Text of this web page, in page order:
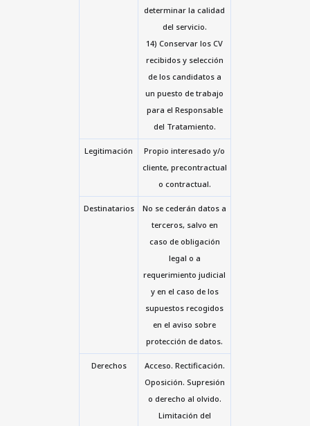
determinar la calidad
del servicio.
14) Conservar los CV
recibidos y selección
de los candidatos a
un puesto de trabajo
para el Responsable
del Tratamiento.
Legitimación
Propio interesado y/o
cliente, precontractual
o contractual.
Destinatarios
No se cederán datos a
terceros, salvo en
caso de obligación
legal o a
requerimiento judicial
y en el caso de los
supuestos recogidos
en el aviso sobre
protección de datos.
Derechos
Acceso. Rectificación.
Oposición. Supresión
o derecho al olvido.
Limitación del